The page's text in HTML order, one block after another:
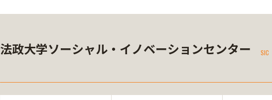
法政大学ソーシャル・イノベーションセンター SIC